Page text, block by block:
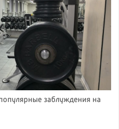
заблуждения на